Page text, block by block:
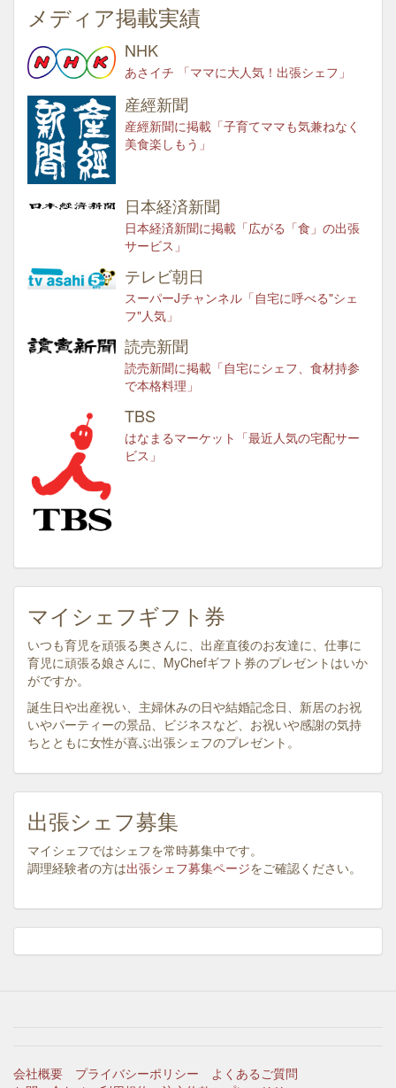
メディア掲載実績
NHK
あさイチ 「ママに大人気！出張シェフ」
産經新聞
産經新聞に掲載「子育てママも気兼ねなく
美食楽しもう」
日本経済新聞
日本経済新聞に掲載「広がる「食」の出張
サービス」
テレビ朝日
スーパーJチャンネル「自宅に呼べる"シェ
フ"人気」
読売新聞
読売新聞に掲載「自宅にシェフ、食材持参
で本格料理」
TBS
はなまるマーケット「最近人気の宅配サー
ビス」
マイシェフギフト券
いつも育児を頑張る奥さんに、出産直後のお友達に、仕事に
育児に頑張る娘さんに、MyChefギフト券のプレゼントはいか
がですか。
誕生日や出産祝い、主婦休みの日や結婚記念日、新居のお祝
いやパーティーの景品、ビジネスなど、お祝いや感謝の気持
ちとともに女性が喜ぶ出張シェフのプレゼント。
出張シェフ募集
マイシェフではシェフを常時募集中です。
調理経験者の方は出張シェフ募集ページをご確認ください。
会社概要 プライバシーポリシー
よくあるご質問